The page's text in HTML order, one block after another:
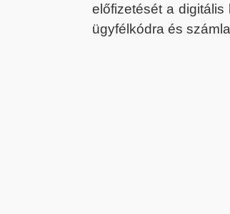
előfizetését a
ügyfélkódra és